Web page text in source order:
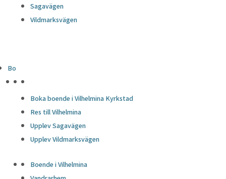
Sagavägen
Vildmarksvägen
Bo
Boka boende i Vilhelmina Kyrkstad
Res till Vilhelmina
Upplev Sagavägen
Upplev Vildmarksvägen
Boende i Vilhelmina